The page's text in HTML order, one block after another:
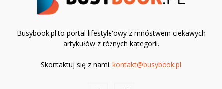
Busybook.pl to portal lifestyle'owy z mnóstwem ciekawych
artykułów z różnych kategorii.
Skontaktuj się z nami: kontakt@busybook.pl